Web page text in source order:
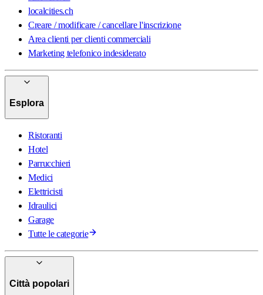
localcities.ch
Creare / modificare / cancellare l'inscrizione
Area clienti per clienti commerciali
Marketing telefonico indesiderato
Esplora
Ristoranti
Hotel
Parrucchieri
Medici
Elettricisti
Idraulici
Garage
Tutte le categorie
Città popolari